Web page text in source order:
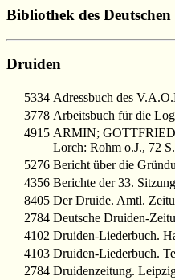
Bibliothek des
Druiden
5334 Adressbuch des
3778 Arbeitsbuch für die
4915 ARMIN;
Lorch: Rohm o.J., 72
5276 Bericht über die
4356 Berichte der 33.
8405 Der Druide. Amtl.
2784 Deutsche Druiden-
4102 Druiden-Liederbuch.
4103 Druiden-Liederbuch.
2784 Druidenzeitung.